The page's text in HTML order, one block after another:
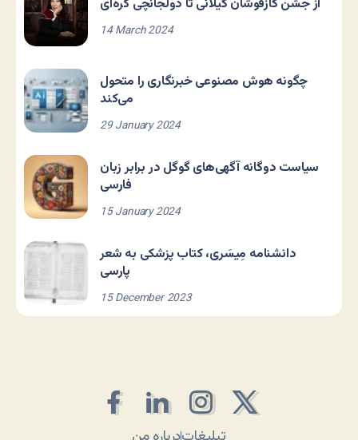
از جشن گازفوشان گیلانی تا دولجانچی کره‌ای
14 March 2024
چگونه هوش مصنوعی خبرنگاری را متحول
می‌کند
29 January 2024
سیاست دوگانه آگهی‌های گوگل در برابر زبان
فارسی
15 January 2024
دانشنامه مِیسَری، کتاب پزشکی به شعر
پارسی
15 December 2023